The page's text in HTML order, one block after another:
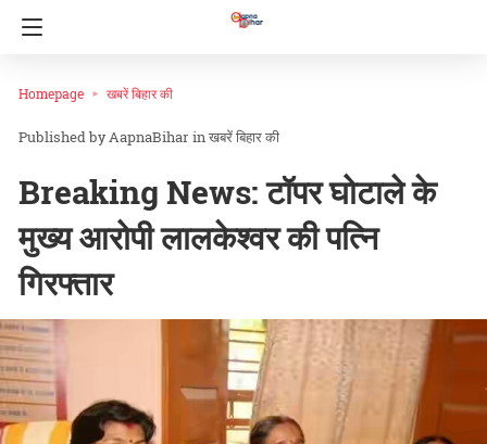
Homepage खबरें बिहार की
AapnaBihar inखबरें बिहार की
Breaking News: टॉपर घोटाले के
मुख्य आरोपी लालकेश्वर की पत्नि
गिरफ्तार